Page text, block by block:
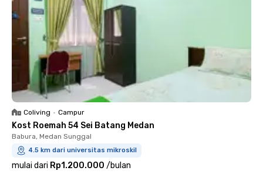
Coliving • Campur
Kost Roemah 54 Sei Batang Medan
Babura, Medan Sunggal
4.5 km dari universitas mikroskil
mulai dari Rp1.200.000 /bulan